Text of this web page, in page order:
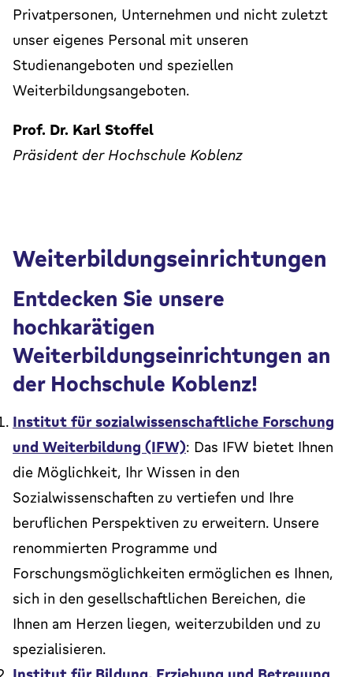
Privatpersonen, Unternehmen und nicht zuletzt
unser eigenes Personal mit unseren
Studienangeboten und speziellen
Weiterbildungsangeboten.
Prof. Dr. Karl Stoffel
Präsident der Hochschule Koblenz
Weiterbildungseinrichtungen
Entdecken Sie unsere
hochkarätigen
Weiterbildungseinrichtungen an
der Hochschule Koblenz!
Institut für sozialwissenschaftliche Forschung
und Weiterbildung (IFW): Das IFW bietet Ihnen
die Möglichkeit, Ihr Wissen in den
Sozialwissenschaften zu vertiefen und Ihre
beruflichen Perspektiven zu erweitern. Unsere
renommierten Programme und
Forschungsmöglichkeiten ermöglichen es Ihnen,
sich in den gesellschaftlichen Bereichen, die
Ihnen am Herzen liegen, weiterzubilden und zu
spezialisieren.